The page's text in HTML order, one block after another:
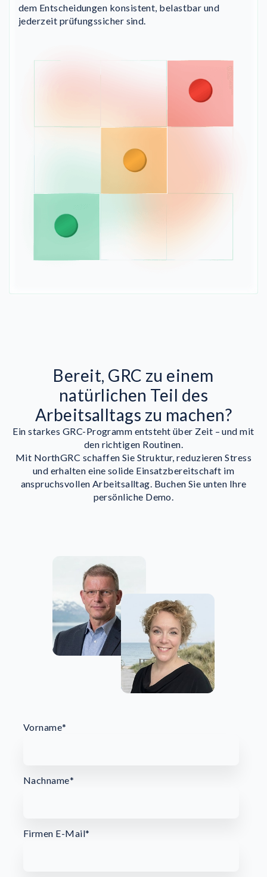
dem Entscheidungen konsistent, belastbar und
jederzeit prüfungssicher sind.
Bereit, GRC zu einem
natürlichen Teil des
Arbeitsalltags zu machen?
Ein starkes GRC-Programm entsteht über Zeit – und mit
den richtigen Routinen.
Mit NorthGRC schaffen Sie Struktur, reduzieren Stress
und erhalten eine solide Einsatzbereitschaft im
anspruchsvollen Arbeitsalltag. Buchen Sie unten Ihre
persönliche Demo.
Vorname*
Nachname*
Firmen E-Mail*